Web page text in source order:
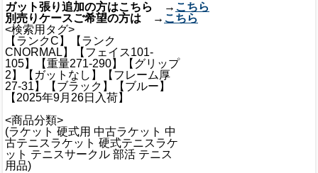
ガット張り追加の方はこちら → こちら
別売りケースご希望の方は → こちら
<検索用タグ>
【ランクC】【ランク
CNORMAL】【フェイス101-
105】【重量271-290】【グリップ
2】【ガットなし】【フレーム厚
27-31】【ブラック】【ブルー】
【2025年9月26日入荷】
<商品分類>
(ラケット 硬式用 中古ラケット 中
古テニスラケット 硬式テニスラケ
ット テニスサークル 部活 テニス
用品)